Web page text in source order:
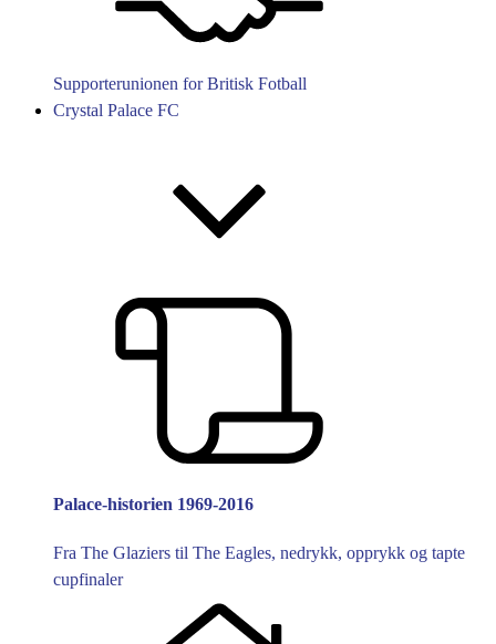
Supporterunionen for Britisk Fotball
Crystal Palace FC
Palace-historien 1969-2016
Fra The Glaziers til The Eagles, nedrykk, opprykk og tapte
cupfinaler